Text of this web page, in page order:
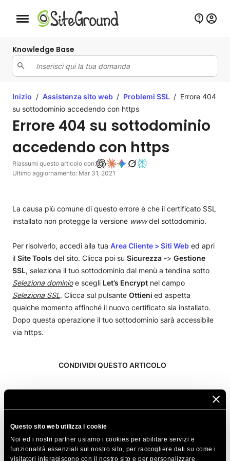
Questo sito web utilizza i cookie
Noi ed i nostri partner usiamo i cookies per abilitare servizi e
funzionalità essenziali sul nostro sito, per raccogliere dati su come i
visitatori interagiscono con il nostro sito e per personalizzare
Bottone navigazione da mobile
Knowledge Base
Inizio / Assistenza sito web / Problemi SSL / Errore 404
su sottodominio accedendo con https
Errore 404 su sottodominio
accedendo con https
Riassumi questo articolo con:
Ultimo aggiornamento: Mar 31, 2021
La causa più comune di questo errore è che il certificato SSL
installato non protegge la versione wwwdel sottodominio.
Per risolverlo, accedi alla tua Area Cliente > Siti Web ed apri
il Site Tools del sito. Clicca poi su Sicurezza -> Gestione
SSL, seleziona il tuo sottodominio dal menù a tendina sotto
Seleziona dominioe scegli Let’s Encrypt nel campo
Seleziona SSL . Clicca sul pulsante Ottieni ed aspetta
qualche momento affinché il nuovo certificato sia installato.
Dopo questa operazione il tuo sottodominio sarà accessibile
via https.
CONDIVIDI QUESTO ARTICOLO
Articoli correlati